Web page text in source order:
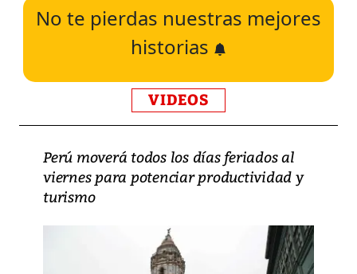
No te pierdas nuestras mejores
historias
VIDEOS
Perú moverá todos los días feriados al
viernes para potenciar productividad y
turismo